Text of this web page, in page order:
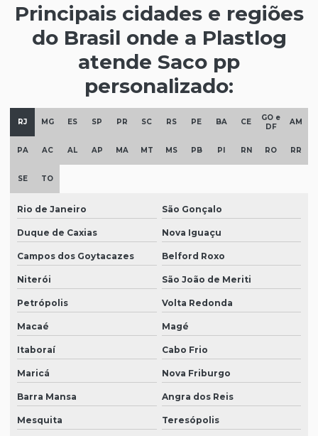
Principais cidades e regiões
do Brasil onde a Plastlog
atende Saco pp
personalizado:
RJ MG ES SP PR SC RS PE BA CE
GO e
DF
AM
PA AC AL AP MA MT MS PB PI RN RO RR
SE TO
Rio de Janeiro São Gonçalo
Duque de Caxias Nova Iguaçu
Campos dos Goytacazes Belford Roxo
Niterói São João de Meriti
Petrópolis Volta Redonda
Macaé Magé
Itaboraí Cabo Frio
Maricá Nova Friburgo
Barra Mansa Angra dos Reis
Mesquita Teresópolis